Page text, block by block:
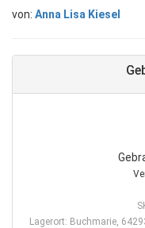
von: Anna Lisa Kiesel
Lagerort: Buchmarie,